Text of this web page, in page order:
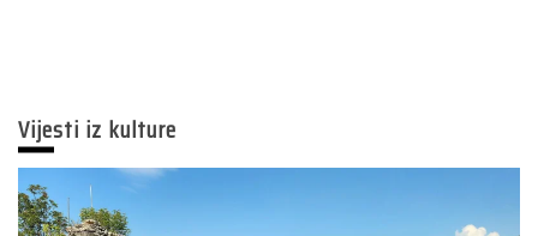
Vijesti iz kulture